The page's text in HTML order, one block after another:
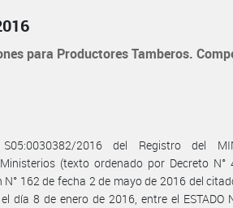
para Productores Tamberos.
2016 del Registro del
Ministerios (texto ordenado por Decreto
162 de fecha 2 de mayo de 2016 del
día 8 de enero de 2016, entre el ESTADO